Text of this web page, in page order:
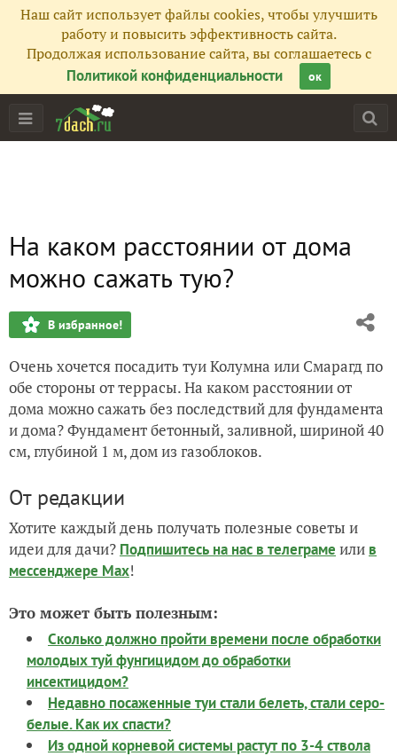
Наш сайт использует файлы cookies, чтобы улучшить
работу и повысить эффективность сайта.
Продолжая использование сайта, вы соглашаетесь с
Политикой конфиденциальности
ок
На каком расстоянии от дома
можно сажать тую?
В избранное!
Очень хочется посадить туи Колумна или Смарагд по
обе стороны от террасы. На каком расстоянии от
дома можно сажать без последствий для фундамента
и дома? Фундамент бетонный, заливной, шириной 40
см, глубиной 1 м, дом из газоблоков.
От редакции
Хотите каждый день получать полезные советы и
идеи для дачи? Подпишитесь на нас в телеграме или в
мессенджере Max!
Это может быть полезным:
Сколько должно пройти времени после обработки
молодых туй фунгицидом до обработки
инсектицидом?
Недавно посаженные туи стали белеть, стали серо-
белые. Как их спасти?
Из одной корневой системы растут по 3-4 ствола